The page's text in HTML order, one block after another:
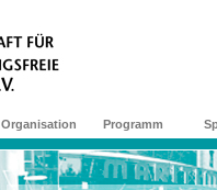
Organisation Programm